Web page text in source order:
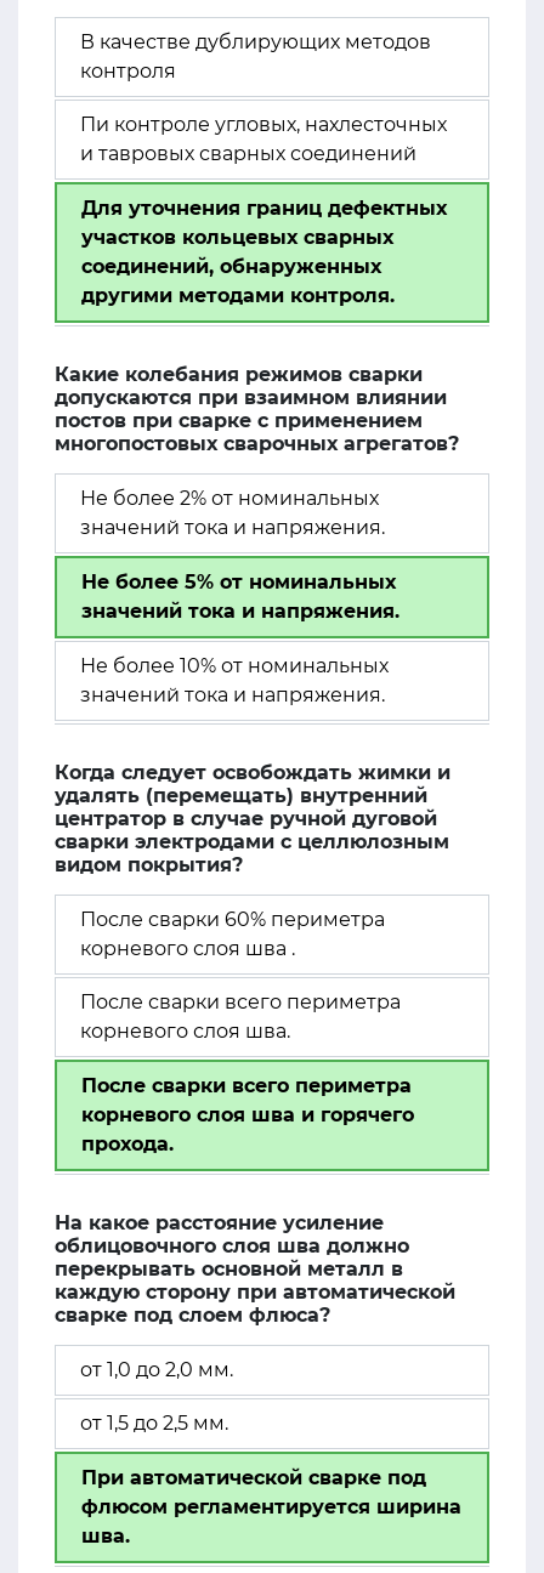
В качестве дублирующих методов
контроля
Пи контроле угловых, нахлесточных
и тавровых сварных соединений
Для уточнения границ дефектных
участков кольцевых сварных
соединений, обнаруженных
другими методами контроля.
Какие колебания режимов сварки
допускаются при взаимном влиянии
постов при сварке с применением
многопостовых сварочных агрегатов?
Не более 2% от номинальных
значений тока и напряжения.
Не более 5% от номинальных
значений тока и напряжения.
Не более 10% от номинальных
значений тока и напряжения.
Когда следует освобождать жимки и
удалять (перемещать) внутренний
центратор в случае ручной дуговой
сварки электродами с целлюлозным
видом покрытия?
После сварки 60% периметра
корневого слоя шва .
После сварки всего периметра
корневого слоя шва.
После сварки всего периметра
корневого слоя шва и горячего
прохода.
На какое расстояние усиление
облицовочного слоя шва должно
перекрывать основной металл в
каждую сторону при автоматической
сварке под слоем флюса?
от 1,0 до 2,0 мм.
от 1,5 до 2,5 мм.
При автоматической сварке под
флюсом регламентируется ширина
шва.